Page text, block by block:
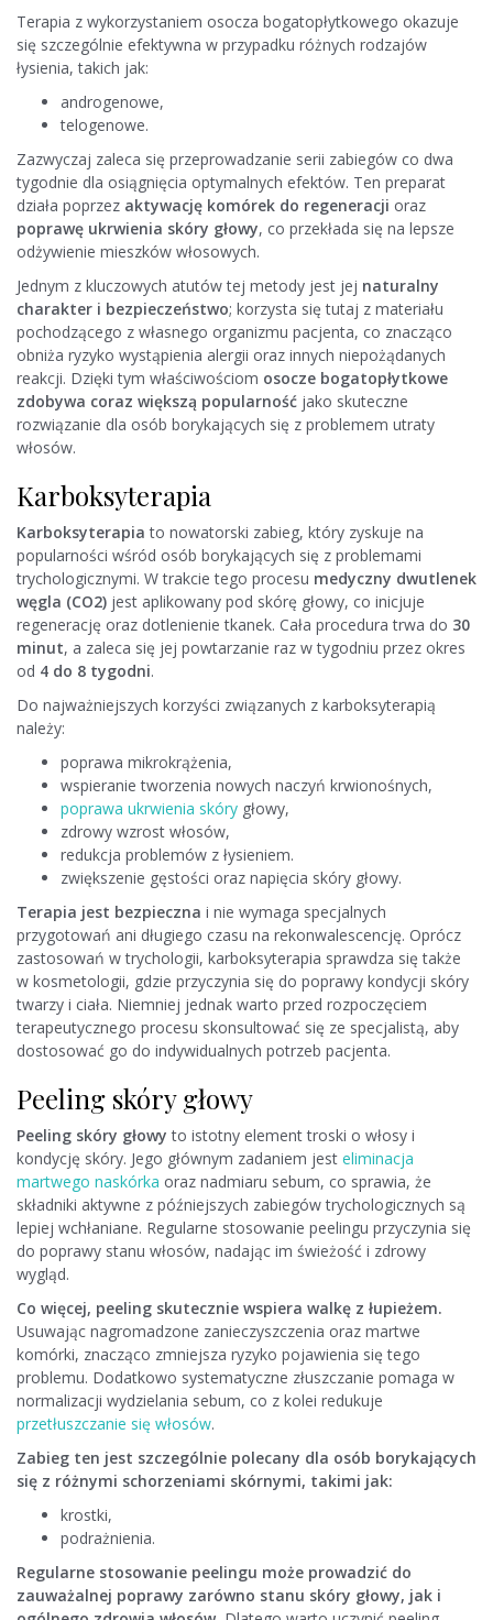
Terapia z wykorzystaniem osocza bogatopłytkowego okazuje
się szczególnie efektywna w przypadku różnych rodzajów
łysienia, takich jak:
androgenowe,
telogenowe.
Zazwyczaj zaleca się przeprowadzanie serii zabiegów co dwa
tygodnie dla osiągnięcia optymalnych efektów. Ten preparat
działa poprzez aktywację komórek do regeneracji oraz
poprawę ukrwienia skóry głowy, co przekłada się na lepsze
odżywienie mieszków włosowych.
Jednym z kluczowych atutów tej metody jest jej naturalny
charakter i bezpieczeństwo; korzysta się tutaj z materiału
pochodzącego z własnego organizmu pacjenta, co znacząco
obniża ryzyko wystąpienia alergii oraz innych niepożądanych
reakcji. Dzięki tym właściwościom osocze bogatopłytkowe
zdobywa coraz większą popularność jako skuteczne
rozwiązanie dla osób borykających się z problemem utraty
włosów.
Karboksyterapia
Karboksyterapia to nowatorski zabieg, który zyskuje na
popularności wśród osób borykających się z problemami
trychologicznymi. W trakcie tego procesu medyczny dwutlenek
węgla (CO2) jest aplikowany pod skórę głowy, co inicjuje
regenerację oraz dotlenienie tkanek. Cała procedura trwa do 30
minut, a zaleca się jej powtarzanie raz w tygodniu przez okres
od 4 do 8 tygodni.
Do najważniejszych korzyści związanych z karboksyterapią
należy:
poprawa mikrokrążenia,
wspieranie tworzenia nowych naczyń krwionośnych,
poprawa ukrwienia skóry głowy,
zdrowy wzrost włosów,
redukcja problemów z łysieniem.
zwiększenie gęstości oraz napięcia skóry głowy.
Terapia jest bezpieczna i nie wymaga specjalnych
przygotowań ani długiego czasu na rekonwalescencję. Oprócz
zastosowań w trychologii, karboksyterapia sprawdza się także
w kosmetologii, gdzie przyczynia się do poprawy kondycji skóry
twarzy i ciała. Niemniej jednak warto przed rozpoczęciem
terapeutycznego procesu skonsultować się ze specjalistą, aby
dostosować go do indywidualnych potrzeb pacjenta.
Peeling skóry głowy
Peeling skóry głowy to istotny element troski o włosy i
kondycję skóry. Jego głównym zadaniem jest eliminacja
martwego naskórka oraz nadmiaru sebum, co sprawia, że
składniki aktywne z późniejszych zabiegów trychologicznych są
lepiej wchłaniane. Regularne stosowanie peelingu przyczynia się
do poprawy stanu włosów, nadając im świeżość i zdrowy
wygląd.
Co więcej, peeling skutecznie wspiera walkę z łupieżem.
Usuwając nagromadzone zanieczyszczenia oraz martwe
komórki, znacząco zmniejsza ryzyko pojawienia się tego
problemu. Dodatkowo systematyczne złuszczanie pomaga w
normalizacji wydzielania sebum, co z kolei redukuje
przetłuszczanie się włosów.
Zabieg ten jest szczególnie polecany dla osób borykających
się z różnymi schorzeniami skórnymi, takimi jak:
krostki,
podrażnienia.
Regularne stosowanie peelingu może prowadzić do
zauważalnej poprawy zarówno stanu skóry głowy, jak i